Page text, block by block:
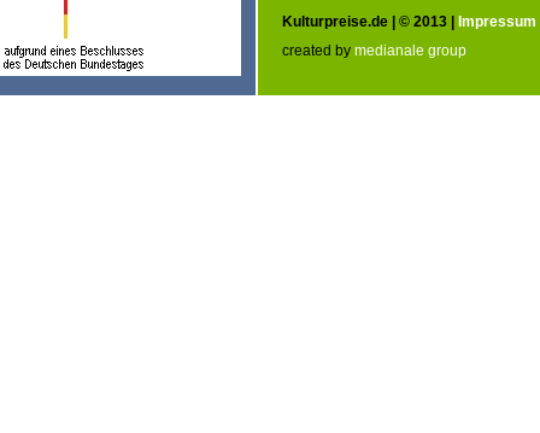
Kulturpreise.de | © 2013 | Impressum
created by medianale group